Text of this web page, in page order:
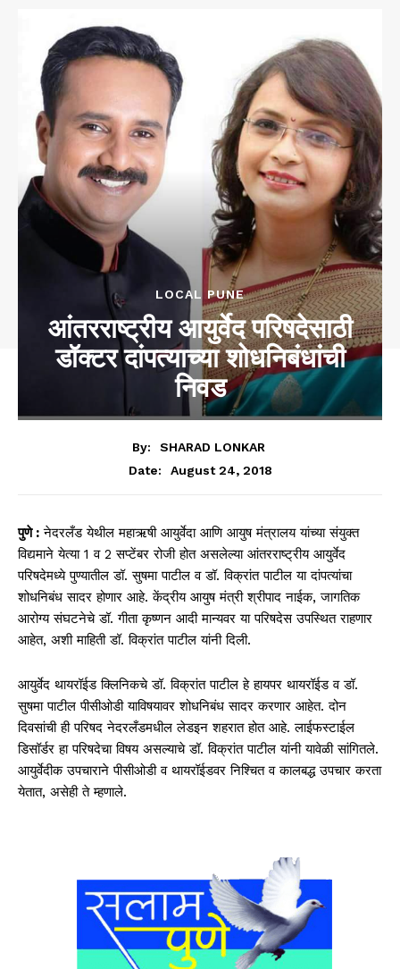
LOCAL PUNE
आंतरराष्ट्रीय आयुर्वेद परिषदेसाठी
डॉक्टर दांपत्याच्या शोधनिबंधांची
निवड
By:
SHARAD LONKAR
Date:
August 24, 2018
पुणे : नेदरलँड येथील महाऋषी आयुर्वेदा आणि आयुष मंत्रालय यांच्या संयुक्त
विद्यमाने येत्या 1 व 2 सप्टेंबर रोजी होत असलेल्या आंतरराष्ट्रीय आयुर्वेद
परिषदेमध्ये पुण्यातील डॉ. सुषमा पाटील व डॉ. विक्रांत पाटील या दांपत्यांचा
शोधनिबंध सादर होणार आहे. केंद्रीय आयुष मंत्री श्रीपाद नाईक, जागतिक
आरोग्य संघटनेचे डॉ. गीता कृष्णन आदी मान्यवर या परिषदेस उपस्थित राहणार
आहेत, अशी माहिती डॉ. विक्रांत पाटील यांनी दिली.
आयुर्वेद थायरॉईड क्लिनिकचे डॉ. विक्रांत पाटील हे हायपर थायरॉईड व डॉ.
सुषमा पाटील पीसीओडी याविषयावर शोधनिबंध सादर करणार आहेत. दोन
दिवसांची ही परिषद नेदरलँडमधील लेडइन शहरात होत आहे. लाईफस्टाईल
डिसॉर्डर हा परिषदेचा विषय असल्याचे डॉ. विक्रांत पाटील यांनी यावेळी सांगितले.
आयुर्वेदीक उपचाराने पीसीओडी व थायरॉईडवर निश्चित व कालबद्ध उपचार करता
येतात, असेही ते म्हणाले.